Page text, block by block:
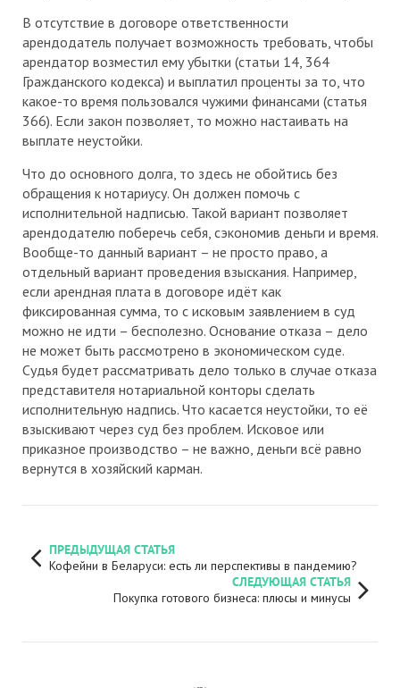
В отсутствие в договоре ответственности
арендодатель получает возможность требовать, чтобы
арендатор возместил ему убытки (статьи 14, 364
Гражданского кодекса) и выплатил проценты за то, что
какое-то время пользовался чужими финансами (статья
366). Если закон позволяет, то можно настаивать на
выплате неустойки.
Что до основного долга, то здесь не обойтись без
обращения к нотариусу. Он должен помочь с
исполнительной надписью. Такой вариант позволяет
арендодателю поберечь себя, сэкономив деньги и время.
Вообще-то данный вариант – не просто право, а
отдельный вариант проведения взыскания. Например,
если арендная плата в договоре идёт как
фиксированная сумма, то с исковым заявлением в суд
можно не идти – бесполезно. Основание отказа – дело
не может быть рассмотрено в экономическом суде.
Судья будет рассматривать дело только в случае отказа
представителя нотариальной конторы сделать
исполнительную надпись. Что касается неустойки, то её
взыскивают через суд без проблем. Исковое или
приказное производство – не важно, деньги всё равно
вернутся в хозяйский карман.
ПРЕДЫДУЩАЯ СТАТЬЯ
Кофейни в Беларуси: есть ли перспективы в пандемию?
СЛЕДУЮЩАЯ СТАТЬЯ
Покупка готового бизнеса: плюсы и минусы